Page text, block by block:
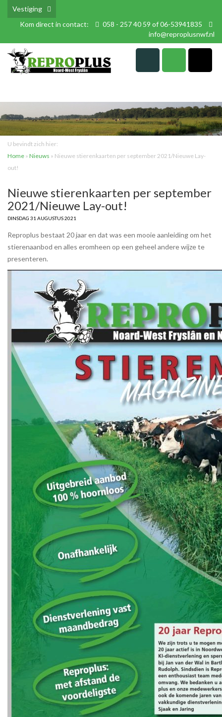
Vestiging
Kom direct in contact:
058 - 257 40 59 of 06-53941835
info@reproplusnwf.nl
U bevindt zich hier:
Home » Nieuws » Nieuwe stierenkaarten per september 2021/Nieuwe Lay-
out!
Nieuwe stierenkaarten per september
2021/Nieuwe Lay-out!
DINSDAG 31 AUGUSTUS 2021
Reproplus bestaat 20 jaar en dat was een mooie aanleiding om het
stierenaanbod en alles eromheen op een geheel andere wijze te
presenteren.